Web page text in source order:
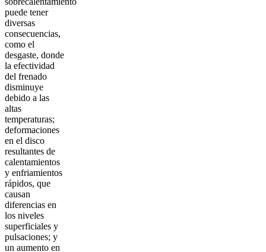
puede tener
diversas
consecuencias,
como el
desgaste, donde
la efectividad
del frenado
disminuye
debido a las
altas
temperaturas;
deformaciones
en el disco
resultantes de
calentamientos
y enfriamientos
rápidos, que
causan
diferencias en
los niveles
superficiales y
pulsaciones; y
un aumento en